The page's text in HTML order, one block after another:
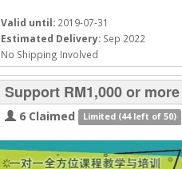
Valid until: 2019-07-31
Estimated Delivery: Sep 2022
No Shipping Involved
Support RM1,000 or more
6 Claimed Limited (44 left of 50)